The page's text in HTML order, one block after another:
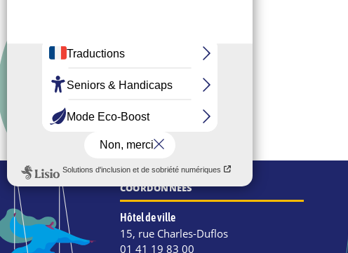
COORDONNÉES
Hôtel de ville
15, rue Charles-Duflos
01 41 19 83 00